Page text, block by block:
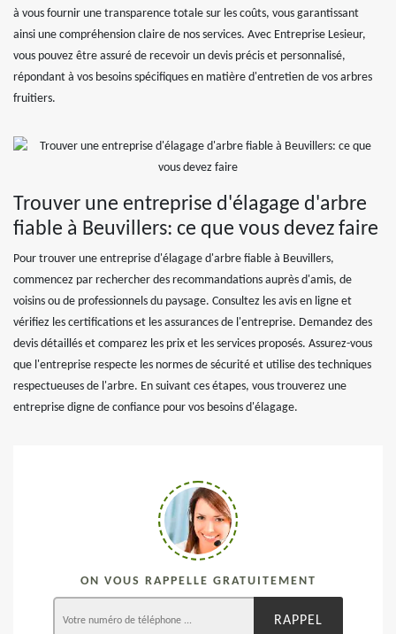
à vous fournir une transparence totale sur les coûts, vous garantissant
ainsi une compréhension claire de nos services. Avec Entreprise Lesieur,
vous pouvez être assuré de recevoir un devis précis et personnalisé,
répondant à vos besoins spécifiques en matière d'entretien de vos arbres
fruitiers.
Trouver une entreprise d'élagage d'arbre
fiable à Beuvillers: ce que vous devez faire
Pour trouver une entreprise d'élagage d'arbre fiable à Beuvillers,
commencez par rechercher des recommandations auprès d'amis, de
voisins ou de professionnels du paysage. Consultez les avis en ligne et
vérifiez les certifications et les assurances de l'entreprise. Demandez des
devis détaillés et comparez les prix et les services proposés. Assurez-vous
que l'entreprise respecte les normes de sécurité et utilise des techniques
respectueuses de l'arbre. En suivant ces étapes, vous trouverez une
entreprise digne de confiance pour vos besoins d'élagage.
ON VOUS RAPPELLE GRATUITEMENT